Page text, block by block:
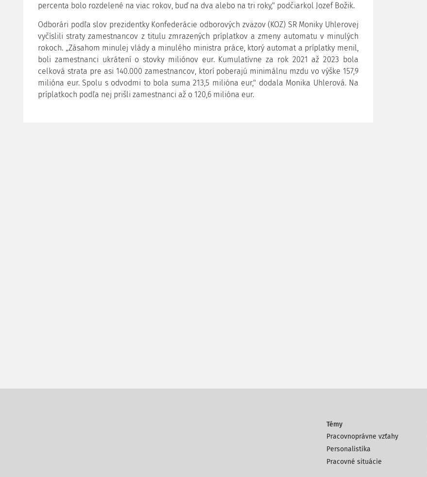
percenta bolo rozdelené na viac rokov, buď na dva alebo na tri roky," podčiarkol Jozef Božik.
Odborári podľa slov prezidentky Konfederácie odborových zväzov (KOZ) SR Moniky Uhlerovej
vyčíslili straty zamestnancov z titulu zmrazených príplatkov a zmeny automatu v minulých
rokoch. „Zásahom minulej vlády a minulého ministra práce, ktorý automat a príplatky menil,
boli zamestnanci ukrátení o stovky miliónov eur. Kumulatívne za rok 2021 až 2023 bola
celková strata pre asi 140.000 zamestnancov, ktorí poberajú minimálnu mzdu vo výške 157,9
milióna eur. Spolu s odvodmi to bola suma 213,5 milióna eur," dodala Monika Uhlerová. Na
príplatkoch podľa nej prišli zamestnanci až o 120,6 milióna eur.
Témy
Pracovnoprávne vzťahy
Personalistika
Pracovné situácie